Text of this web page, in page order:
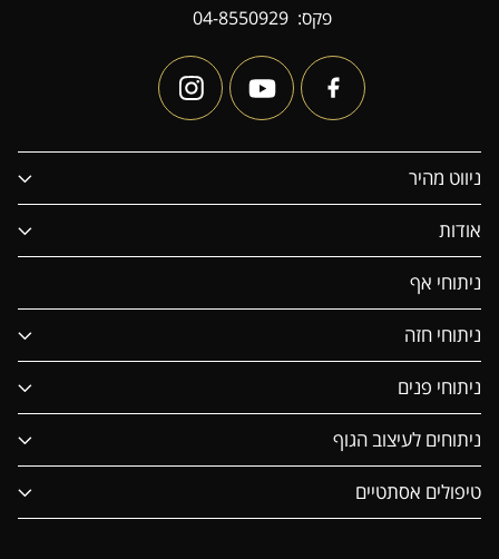
פקס: 04-8550929
ניווט מהיר
אודות
ניתוחי אף
ניתוחי חזה
ניתוחי פנים
ניתוחים לעיצוב הגוף
טיפולים אסתטיים